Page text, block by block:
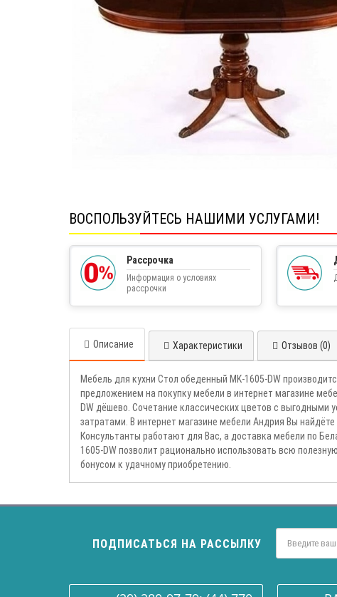
ВОСПОЛЬЗУЙТЕСЬ НАШИМИ УСЛУГАМИ!
Рассрочка
Информация о условиях
рассрочки
Описание Характеристики Отзывов (0)
Мебель для кухни Стол обеденный MK-1605-DW
предложением на покупку мебели в интернет магазине
DW дёшево. Сочетание классических цветов с
затратами. В интернет магазине мебели Андрия Вы
Консультанты работают для Вас, а доставка мебели по
1605-DW позволит рационально использовать всю
бонусом к удачному приобретению.
ПОДПИСАТЬСЯ НА РАССЫЛКУ